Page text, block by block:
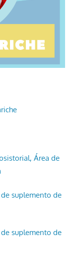
Área de
suplemento de
suplemento de